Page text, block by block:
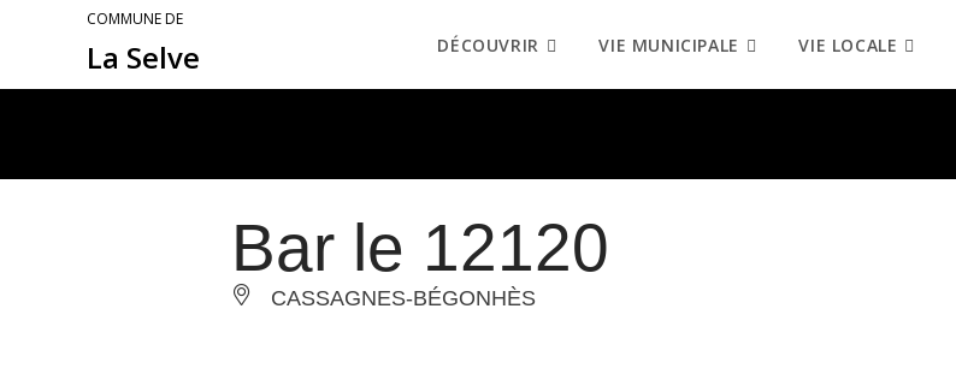
COMMUNE DE
La Selve DÉCOUVRIR VIE MUNICIPALE VIE LOCALE
Bar le 12120
CASSAGNES-BÉGONHÈS